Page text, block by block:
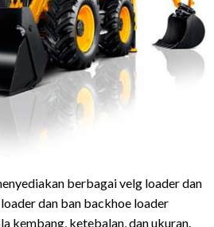
berbagai velg loader dan
dan ban backhoe loader
kembang, ketebalan, dan ukuran.